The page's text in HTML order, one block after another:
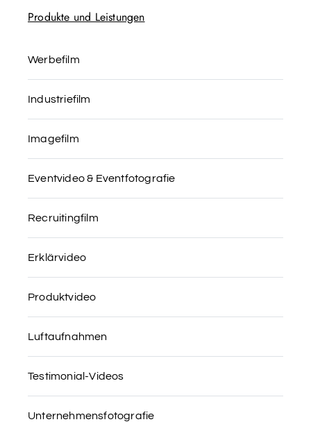
Produkte und Leistungen
Werbefilm
Industriefilm
Imagefilm
Eventvideo & Eventfotografie
Recruitingfilm
Erklärvideo
Produktvideo
Luftaufnahmen
Testimonial-Videos
Unternehmensfotografie